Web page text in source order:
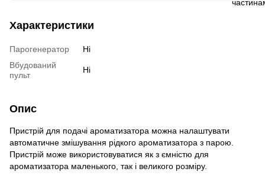
Характеристики
Парогенератор
Ні
Вбудований
пульт
Ні
Опис
Пристрій для подачі ароматизатора можна налаштувати
автоматичне змішування рідкого ароматизатора з парою.
Пристрій може використовуватися як з ємністю для
ароматизатора маленького, так і великого розміру.